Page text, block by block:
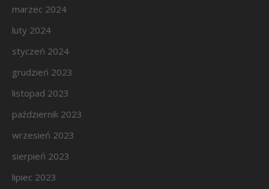
marzec 2024
luty 2024
styczeń 2024
grudzień 2023
listopad 2023
październik 2023
wrzesień 2023
sierpień 2023
lipiec 2023